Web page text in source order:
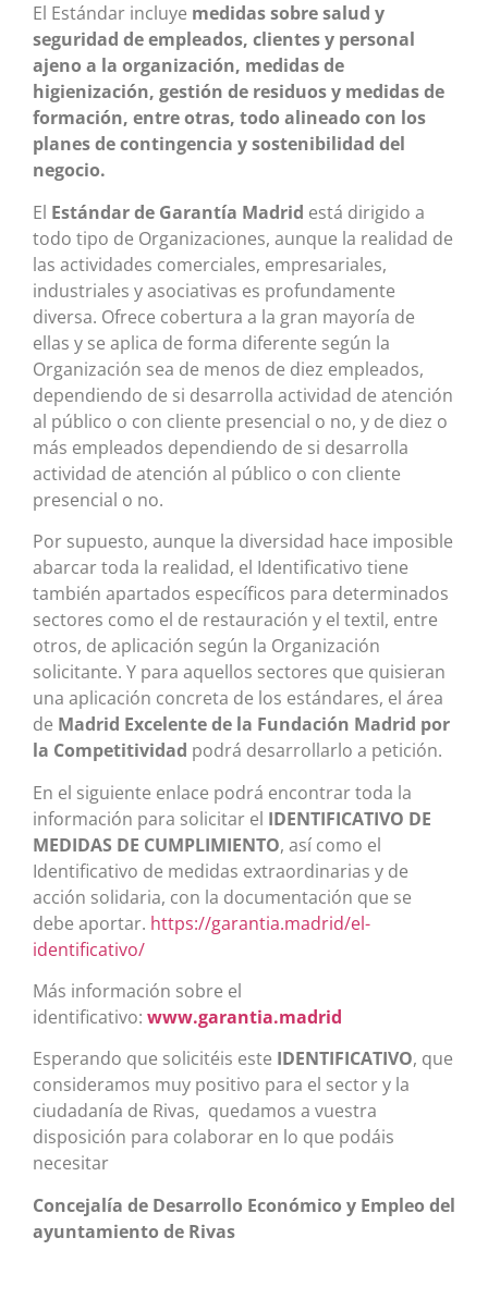
El Estándar incluye medidas sobre salud y
seguridad de empleados, clientes y personal
ajeno a la organización, medidas de
higienización, gestión de residuos y medidas de
formación, entre otras, todo alineado con los
planes de contingencia y sostenibilidad del
negocio.
El Estándar de Garantía Madrid está dirigido a
todo tipo de Organizaciones, aunque la realidad de
las actividades comerciales, empresariales,
industriales y asociativas es profundamente
diversa. Ofrece cobertura a la gran mayoría de
ellas y se aplica de forma diferente según la
Organización sea de menos de diez empleados,
dependiendo de si desarrolla actividad de atención
al público o con cliente presencial o no, y de diez o
más empleados dependiendo de si desarrolla
actividad de atención al público o con cliente
presencial o no.
Por supuesto, aunque la diversidad hace imposible
abarcar toda la realidad, el Identificativo tiene
también apartados específicos para determinados
sectores como el de restauración y el textil, entre
otros, de aplicación según la Organización
solicitante. Y para aquellos sectores que quisieran
una aplicación concreta de los estándares, el área
de Madrid Excelente de la Fundación Madrid por
la Competitividad podrá desarrollarlo a petición.
En el siguiente enlace podrá encontrar toda la
información para solicitar el IDENTIFICATIVO DE
MEDIDAS DE CUMPLIMIENTO, así como el
Identificativo de medidas extraordinarias y de
acción solidaria, con la documentación que se
debe aportar. https://garantia.madrid/el-
identificativo/
Más información sobre el
identificativo: www.garantia.madrid
Esperando que solicitéis este IDENTIFICATIVO, que
consideramos muy positivo para el sector y la
ciudadanía de Rivas, quedamos a vuestra
disposición para colaborar en lo que podáis
necesitar
Concejalía de Desarrollo Económico y Empleo del
ayuntamiento de Rivas